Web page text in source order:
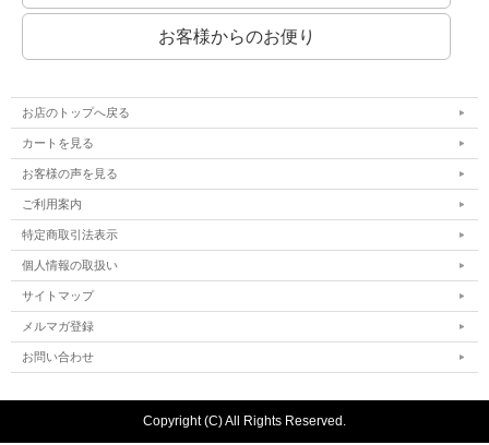
お客様からのお便り
お店のトップへ戻る
カートを見る
お客様の声を見る
ご利用案内
特定商取引法表示
個人情報の取扱い
サイトマップ
メルマガ登録
お問い合わせ
Copyright (C) All Rights Reserved.